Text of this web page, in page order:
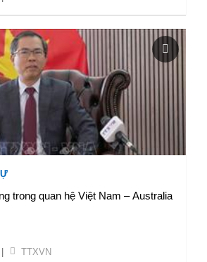
trong quan hệ Việt Nam – Australia
TTXVN